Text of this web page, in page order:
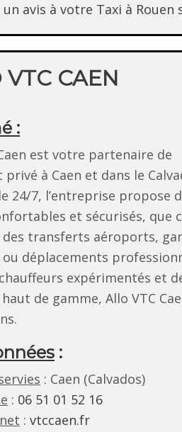
avis à votre Taxi à Rouen
CAEN
:
est votre partenaire de
à Caen et dans le
24/7, l’entreprise propose
et sécurisés, que
transferts aéroports,
ou déplacements
expérimentés et
de gamme, Allo VTC
:
: Caen (Calvados)
: 06 51 01 52 16
: vtccaen.fr